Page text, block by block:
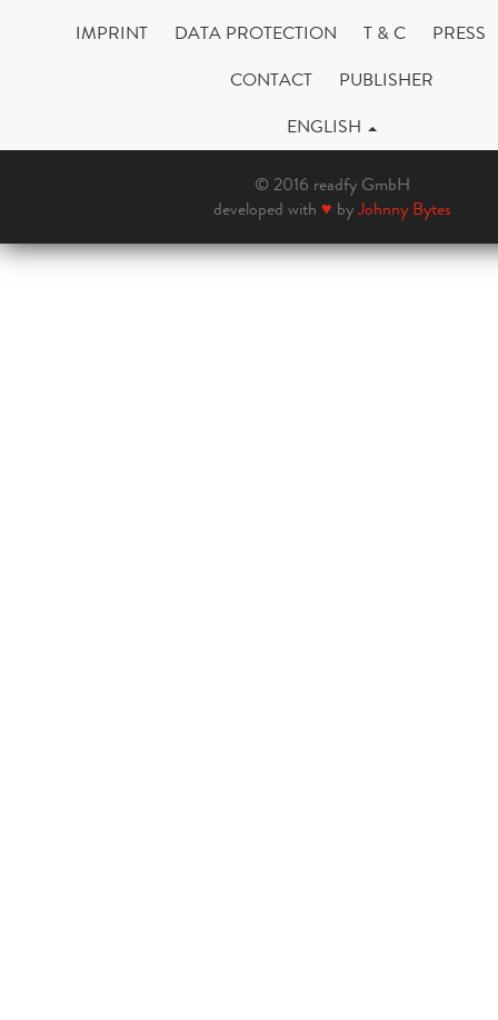
IMPRINT DATA PROTECTION T & C
PRESS
CONTACT
PUBLISHER
ENGLISH
© 2016 readfy GmbH
developed with ♥ byJohnny Bytes